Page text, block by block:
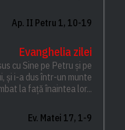
Ap. II Petru 1, 10-19
Evanghelia zilei
cu Sine pe Petru și pe
și i-a dus într-un munte
la față înaintea lor...
Ev. Matei 17, 1-9